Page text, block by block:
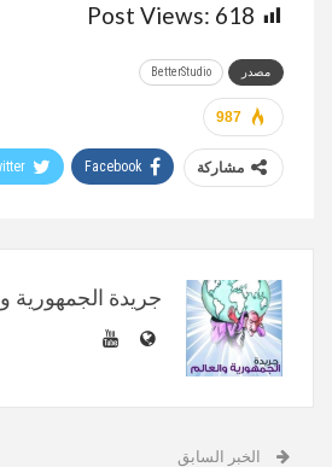
Post Views: 618
مصدر BetterStudio
987
مشاركة Facebook
جريدة الجمهورية
الخبر السابق